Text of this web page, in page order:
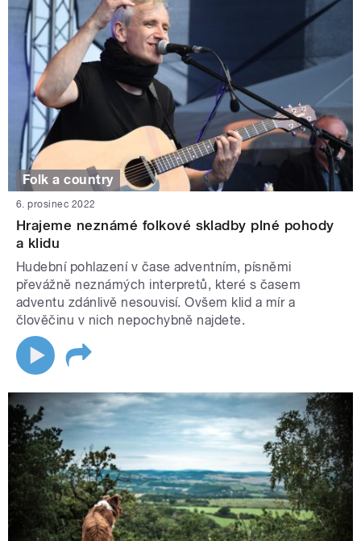
Folk a country
6. prosinec 2022
Hrajeme neznámé folkové skladby plné pohody
a klidu
Hudební pohlazení v čase adventním, písněmi
převážně neznámých interpretů, které s časem
adventu zdánlivě nesouvisí. Ovšem klid a mír a
člověčinu v nich nepochybně najdete.